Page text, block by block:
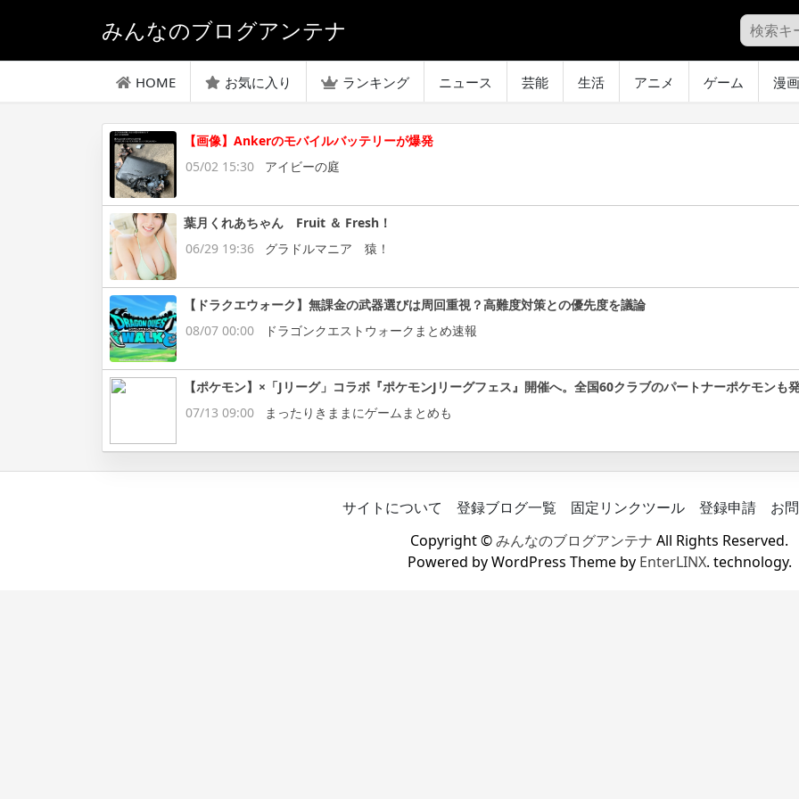
みんなのブログアンテナ
HOME お気に入り ランキング ニュース 芸能 生活 アニメ ゲーム 漫画
【画像】Ankerのモバイルバッテリーが爆発
05/02 15:30
アイビーの庭
葉月くれあちゃん Fruit ＆ Fresh！
06/29 19:36
グラドルマニア 猿！
【ドラクエウォーク】無課金の武器選びは周回重視？高難度対策との優先度を議論
08/07 00:00
ドラゴンクエストウォークまとめ速報
【ポケモン】×「Jリーグ」コラボ『ポケモンJリーグフェス』開催へ。全国60クラブのパートナーポケモンも
07/13 09:00
まったりきままにゲームまとめも
サイトについて 登録ブログ一覧 固定リンクツール 登録申請
お
Copyright ©みんなのブログアンテナ All Rights Reserved.
Powered by WordPress Theme by EnterLINX. technology.